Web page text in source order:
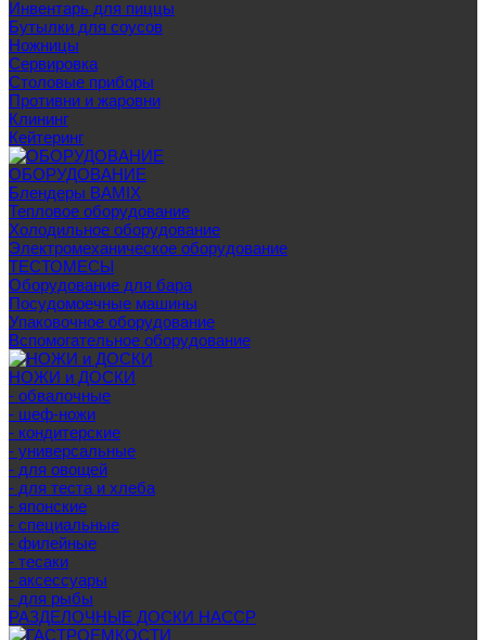
Инвентарь для пиццы
Бутылки для соусов
Ножницы
Сервировка
Столовые приборы
Противни и жаровни
Клининг
Кейтеринг
ОБОРУДОВАНИЕ
Блендеры BAMIX
Тепловое оборудование
Холодильное оборудование
Электромеханическое оборудование
ТЕСТОМЕСЫ
Оборудование для бара
Посудомоечные машины
Упаковочное оборудование
Вспомогательное оборудование
НОЖИ и ДОСКИ
- обвалочные
- шеф-ножи
- кондитерские
- универсальные
- для овощей
- для теста и хлеба
- японские
- специальные
- филейные
- тесаки
- аксессуары
- для рыбы
РАЗДЕЛОЧНЫЕ ДОСКИ HACCP